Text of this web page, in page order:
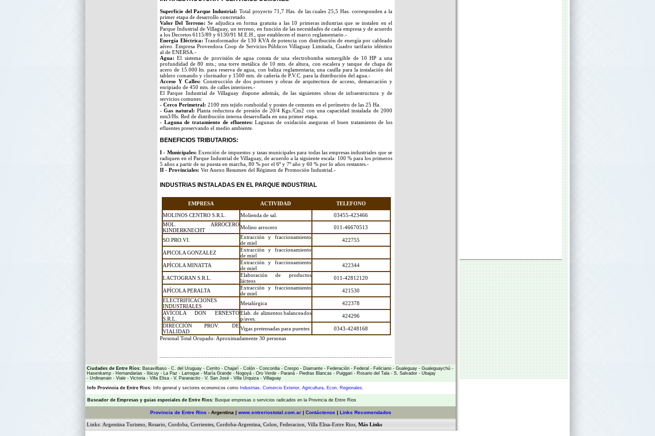
Superficie del Parque Industrial: Total proyecto 71,7 Has. de las cuales 25,5 Has. corresponden a la
primer etapa de desarrollo concretado.
Valor Del Terreno: Se adjudica en forma gratuita a las 10 primeras industrias que se instalen en el
Parque Industrial de Villaguay, un terreno, en función de las necesidades de cada empresa y de acuerdo
a los Decretos 6115/89 y 6130/91 M.E.H., que establecen el marco reglamentario.-
Energía Eléctrica: Transformador de 130 KVA de potencia con distribución de energía por cableado
aéreo. Empresa Proveedora Coop de Servicios Públicos Villaguay Limitada, Cuadro tarifario idéntico
al de ENERSA.-
Agua: El sistema de provisión de agua consta de una electrobomba sumergible de 10 HP a una
profundidad de 80 mts.; una torre metálica de 10 mts. de altura, con escalera y tanque de chapa de
acero de 15.000 lts. para reserva de agua, con baliza reglamentaria; una casilla para la instalación del
tablero comando y clorinador y 1500 mts. de cañería de P.V.C. para la distribución del agua.-
Acceso Y Calles: Construcción de dos portones y obras de arquitectura de acceso, demarcación y
enripiado de 450 mts. de calles interiores.-
El Parque Industrial de Villaguay dispone además, de las siguientes obras de infraestructura y de
servicios comunes:
- Cerco Perimetral: 2100 mts tejido romboidal y postes de cemento en el perímetro de las 25 Ha.
- Gas natural: Planta reductora de presión de 20/4 Kgs./Cm2 con una capacidad instalada de 2000
mts3/Hs. Red de distribución interna desarrollada en una primer etapa.
- Laguna de tratamiento de efluentes:Lagunas de oxidación aseguran el buen tratamiento de los
efluentes preservando el medio ambiente.
BENEFICIOS TRIBUTARIOS:
I - Municipales: Exención de impuestos y tasas municipales para todas las empresas industriales que se
radiquen en el Parque Industrial de Villaguay, de acuerdo a la siguiente escala: 100 % para los primeros
5 años a partir de su puesta en marcha, 80 % por el 6º y 7º año y 60 % por lo años restantes.-
II - Provinciales: Ver Anexo Resumen del Régimen de Promoción Industrial.-
INDUSTRIAS INSTALADAS EN EL PARQUE INDUSTRIAL
EMPRESA ACTIVIDAD
TELEFONO
MOLINOS CENTRO S.R.L.
Molienda de sal.
03455-423466
MOL. ARROCERO
KINDERKNECHT
Molino arrocero 011-46670513
SO.PRO.VI.
Extracción y fraccionamiento
de miel
422755
APICOLA GONZALEZ
Extracción y fraccionamiento
de miel
APÍCOLA MINATTA
Extracción y fraccionamiento
de miel
422344
LACTOGRAN S.R.L.
Elaboración de productos
lácteos
011-42812120
APÍCOLA PERALTA
Extracción y fraccionamiento
de miel
421530
ELECTRIFICACIONES
INDUSTRIALES
Metalúrgica
422378
AVÍCOLA DON ERNESTO
S.R.L.
Elab. de alimentos balanceados
p/aves.
424296
DIRECCIÓN PROV. DE
VIALIDAD
Vigas pretensadas para puentes
0343-4248168
Personal Total Ocupado: Aproximadamente 30 personas
Ciudades de Entre Ríos: Basavilbaso - C. del Uruguay - Cerrito - Chajarí - Colón - Concordia - Crespo - Diamante - Federación - Federal - Feliciano - Gualeguay - Gualeguaychú -
Hasenkamp - Hernandarias - Ibicuy - La Paz - Larroque - María Grande - Nogoyá - Oro Verde - Paraná - Piedras Blancas - Puiggari - Rosario del Tala - S. Salvador - Ubajay
- Urdinarrain - Viale - Victoria - Villa Elisa - V. Paranacito - V. San José - Villa Urquiza - Villaguay
Info Provincia de Entre Rios: Info general y sectores economicos como Industrias, Comercio Exterior, Agricultura, Econ. Regionales.
Buscador de Empresas y guias especiales de Entre Rios: Busque empresas o servicios radicados en la Provincia de Entre Rios
Provincia de Entre Rios - Argentina | www.entreriostotal.com.ar| Contáctenos | Links Recomendados
Links: Argentina Turismo Rosario Cordoba Corrientes Cordoba-Argentina Colon Federacion Villa Elisa-Entre Rios Más Links